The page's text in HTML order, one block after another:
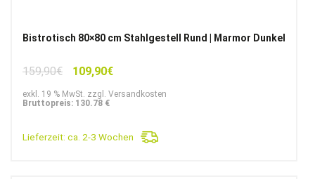
Bistrotisch 80×80 cm Stahlgestell Rund | Marmor Dunkel
159,90€
Ursprünglicher
war:
109,90€Aktueller
ist:
exkl. 19 % MwSt. zzgl. Versandkosten
Bruttopreis: 130.78 €
Lieferzeit: ca. 2-3 Wochen